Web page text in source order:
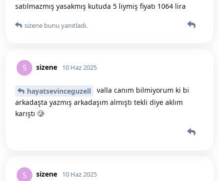
satılmazmış yasakmış kutuda 5 liymiş fiyatı 1064 lira
sizene bunu yanıtladı.
S sizene 10 Haz 2025
hayatsevinceguzell
valla canım bilmiyorum ki bi
arkadaşta yazmış arkadaşım almıştı tekli diye aklım
karıştı 🥲
S sizene 10 Haz 2025